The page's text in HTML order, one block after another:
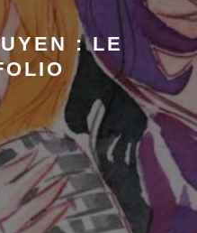
: LE